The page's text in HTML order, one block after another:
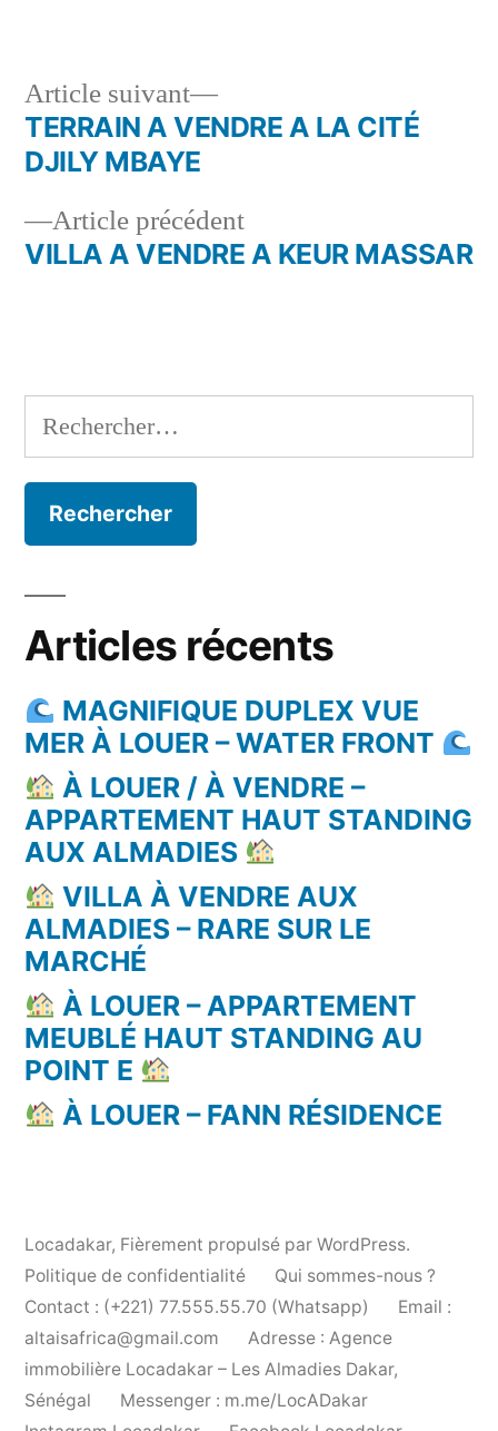
Navigation
l’article
Article précédentArticle
précédent :
VILLA A VENDRE A KEUR MASSAR
Article suivant
Article
suivant :
TERRAIN A VENDRE A LA CITÉ
DJILY MBAYE
Rechercher :
Articles récents
MAGNIFIQUE DUPLEX VUE
MER À LOUER – WATER FRONT
À LOUER / À VENDRE –
APPARTEMENT HAUT STANDING
AUX ALMADIES
VILLA À VENDRE AUX
ALMADIES – RARE SUR LE
MARCHÉ
À LOUER – APPARTEMENT
MEUBLÉ HAUT STANDING AU
POINT E
À LOUER – FANN RÉSIDENCE
Locadakar, Fièrement propulsé par WordPress.
Politique de confidentialité
Qui sommes-nous ?
Contact : (+221) 77.555.55.70 (Whatsapp)
Email :
altaisafrica@gmail.com
Adresse : Agence
immobilière Locadakar – Les Almadies Dakar,
Sénégal
Messenger : m.me/LocADakar